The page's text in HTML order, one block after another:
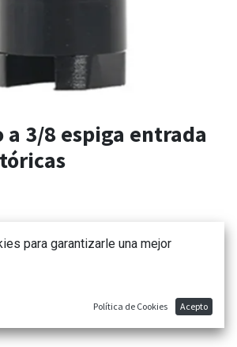
a 3/8 espiga entrada
para garantizarle una mejor
Política de Cookies Acepto